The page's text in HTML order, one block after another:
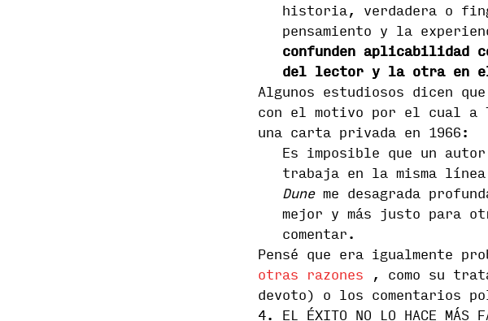
historia, verdadera o
pensamiento y la
confunden aplicabilidad
del lector y la otra en el
Algunos estudiosos dicen
con el motivo por el cual a
una carta privada en 1966:
Es imposible que un
trabaja en la misma
Duneme desagrada
mejor y más justo para
comentar.
Pensé que era igualmente
otras razones , como su
devoto) o los comentarios
4. EL ÉXITO NO LO HACE MÁS